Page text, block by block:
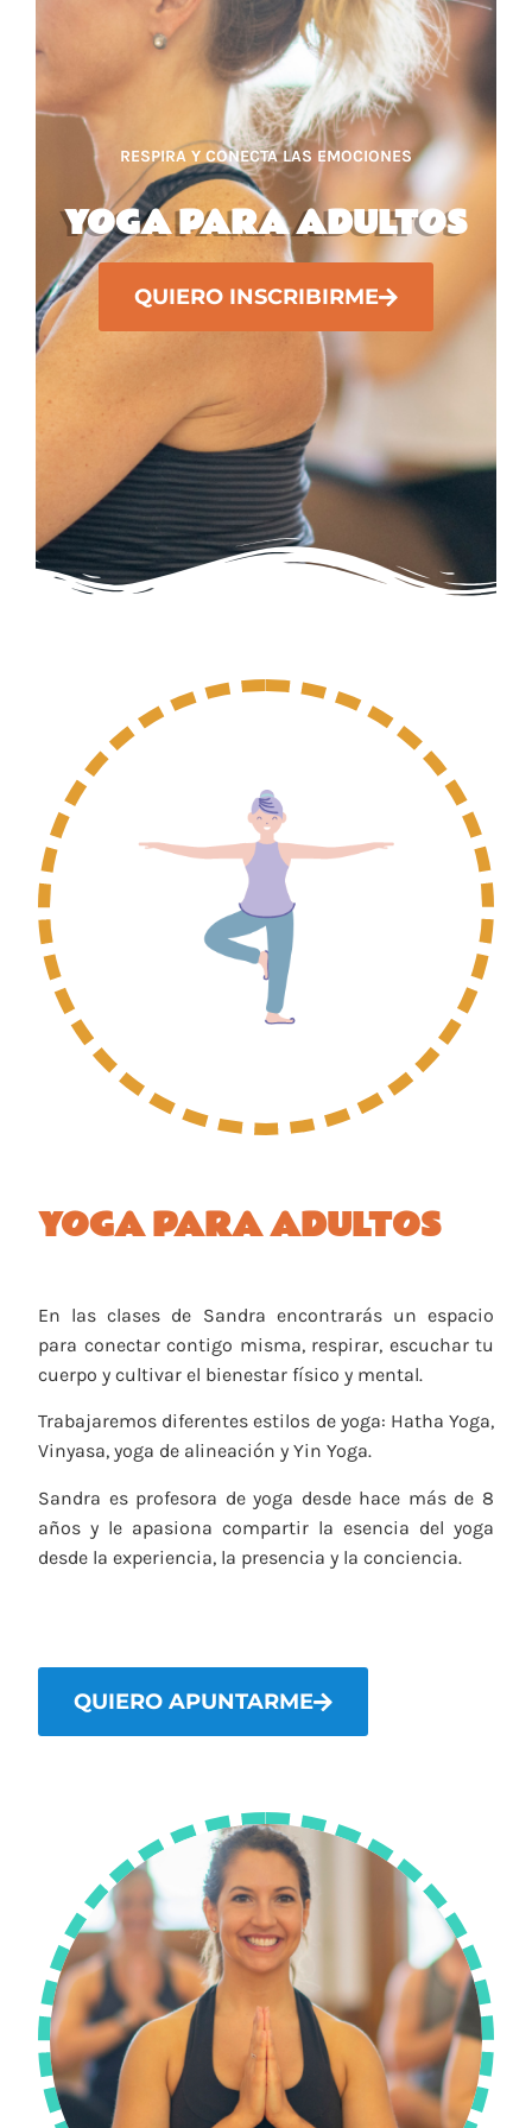
RESPIRA Y CONECTA LAS EMOCIONES
YOGA PARA ADULTOS
QUIERO INSCRIBIRME
YOGA PARA ADULTOS
En las clases de Sandra encontrarás un espacio
para conectar contigo misma, respirar, escuchar tu
cuerpo y cultivar el bienestar físico y mental.
Trabajaremos diferentes estilos de yoga: Hatha Yoga,
Vinyasa, yoga de alineación y Yin Yoga.
Sandra es profesora de yoga desde hace más de 8
años y le apasiona compartir la esencia del yoga
desde la experiencia, la presencia y la conciencia.
QUIERO APUNTARME